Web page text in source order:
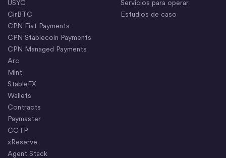
USYC
CirBTC
CPN Fiat Payments
CPN Stablecoin Payments
CPN Managed Payments
Arc
Mint
StableFX
Wallets
Contracts
Paymaster
CCTP
xReserve
Agent Stack
Servicios para operar
Estudios de caso